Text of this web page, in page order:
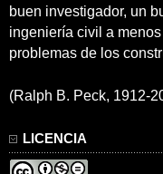
buen investigador, un
ingeniería civil a
problemas de los
(Ralph B. Peck, 1912-
LICENCIA